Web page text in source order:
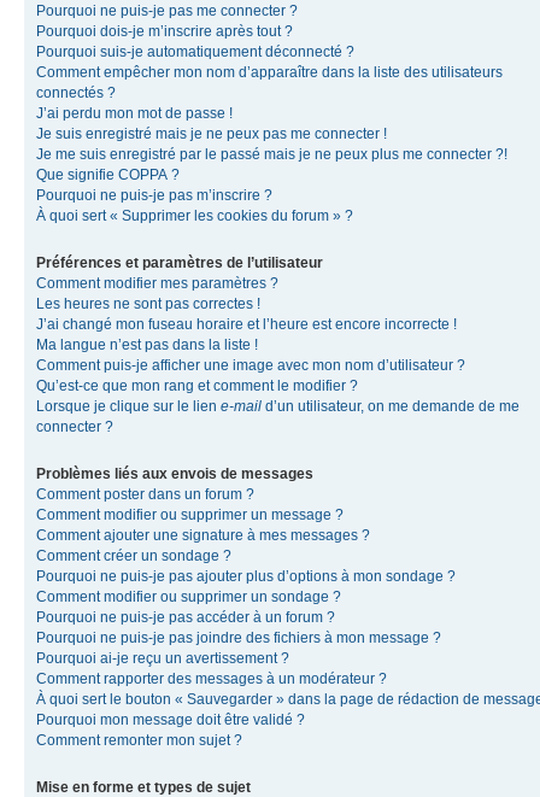
Pourquoi ne puis-je pas me connecter ?
Pourquoi dois-je m’inscrire après tout ?
Pourquoi suis-je automatiquement déconnecté ?
Comment empêcher mon nom d’apparaître dans la liste des utilisateurs
connectés ?
J’ai perdu mon mot de passe !
Je suis enregistré mais je ne peux pas me connecter !
Je me suis enregistré par le passé mais je ne peux plus me connecter ?!
Que signifie COPPA ?
Pourquoi ne puis-je pas m’inscrire ?
À quoi sert « Supprimer les cookies du forum » ?
Préférences et paramètres de l’utilisateur
Comment modifier mes paramètres ?
Les heures ne sont pas correctes !
J’ai changé mon fuseau horaire et l’heure est encore incorrecte !
Ma langue n’est pas dans la liste !
Comment puis-je afficher une image avec mon nom d’utilisateur ?
Qu’est-ce que mon rang et comment le modifier ?
Lorsque je clique sur le lien e-mail d’un utilisateur, on me demande de me
connecter ?
Problèmes liés aux envois de messages
Comment poster dans un forum ?
Comment modifier ou supprimer un message ?
Comment ajouter une signature à mes messages ?
Comment créer un sondage ?
Pourquoi ne puis-je pas ajouter plus d’options à mon sondage ?
Comment modifier ou supprimer un sondage ?
Pourquoi ne puis-je pas accéder à un forum ?
Pourquoi ne puis-je pas joindre des fichiers à mon message ?
Pourquoi ai-je reçu un avertissement ?
Comment rapporter des messages à un modérateur ?
À quoi sert le bouton « Sauvegarder » dans la page de rédaction de
Pourquoi mon message doit être validé ?
Comment remonter mon sujet ?
Mise en forme et types de sujet